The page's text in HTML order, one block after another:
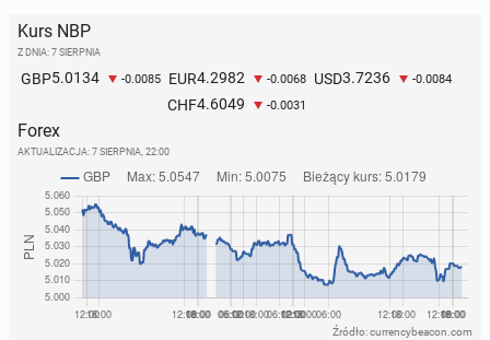
Kurs NBP
Z DNIA: 7 SIERPNIA
GBP5.0134 -0.0085 EUR4.2982 -0.0068 USD3.7236 -0.0084
CHF4.6049 -0.0031
Forex
AKTUALIZACJA: 7 SIERPNIA, 22:00
Źródło: currencybeacon.com